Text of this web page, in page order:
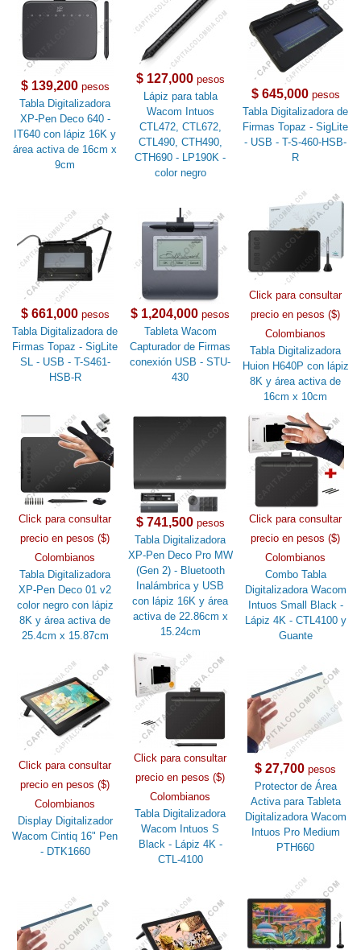
$ 139,200pesos
Tabla Digitalizadora
XP-Pen Deco 640 -
IT640 con lápiz 16K y
área activa de 16cm x
9cm
$ 127,000pesos
Lápiz para tabla
Wacom Intuos
CTL472, CTL672,
CTL490, CTH490,
CTH690 - LP190K -
color negro
$ 645,000pesos
Tabla Digitalizadora de
Firmas Topaz - SigLite
- USB - T-S-460-HSB-
R
$ 661,000pesos
Tabla Digitalizadora de
Firmas Topaz - SigLite
SL - USB - T-S461-
HSB-R
$ 1,204,000 pesos
Tableta Wacom
Capturador de Firmas
conexión USB - STU-
430
Click para consultar
precio en pesos ($)
Colombianos
Tabla Digitalizadora
Huion H640P con lápiz
8K y área activa de
16cm x 10cm
Click para consultar
precio en pesos ($)
Colombianos
Tabla Digitalizadora
XP-Pen Deco 01 v2
color negro con lápiz
8K y área activa de
25.4cm x 15.87cm
$ 741,500pesos
Tabla Digitalizadora
XP-Pen Deco Pro MW
(Gen 2) - Bluetooth
Inalámbrica y USB
con lápiz 16K y área
activa de 22.86cm x
15.24cm
Click para consultar
precio en pesos ($)
Colombianos
Combo Tabla
Digitalizadora Wacom
Intuos Small Black -
Lápiz 4K - CTL4100 y
Guante
Click para consultar
precio en pesos ($)
Colombianos
Display Digitalizador
Wacom Cintiq 16" Pen
- DTK1660
Click para consultar
precio en pesos ($)
Colombianos
Tabla Digitalizadora
Wacom Intuos S
Black - Lápiz 4K -
CTL-4100
$ 27,700 pesos
Protector de Área
Activa para Tableta
Digitalizadora Wacom
Intuos Pro Medium
PTH660